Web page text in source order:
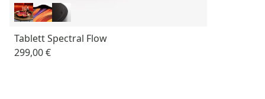
Tablett Spectral Flow
299,00 €